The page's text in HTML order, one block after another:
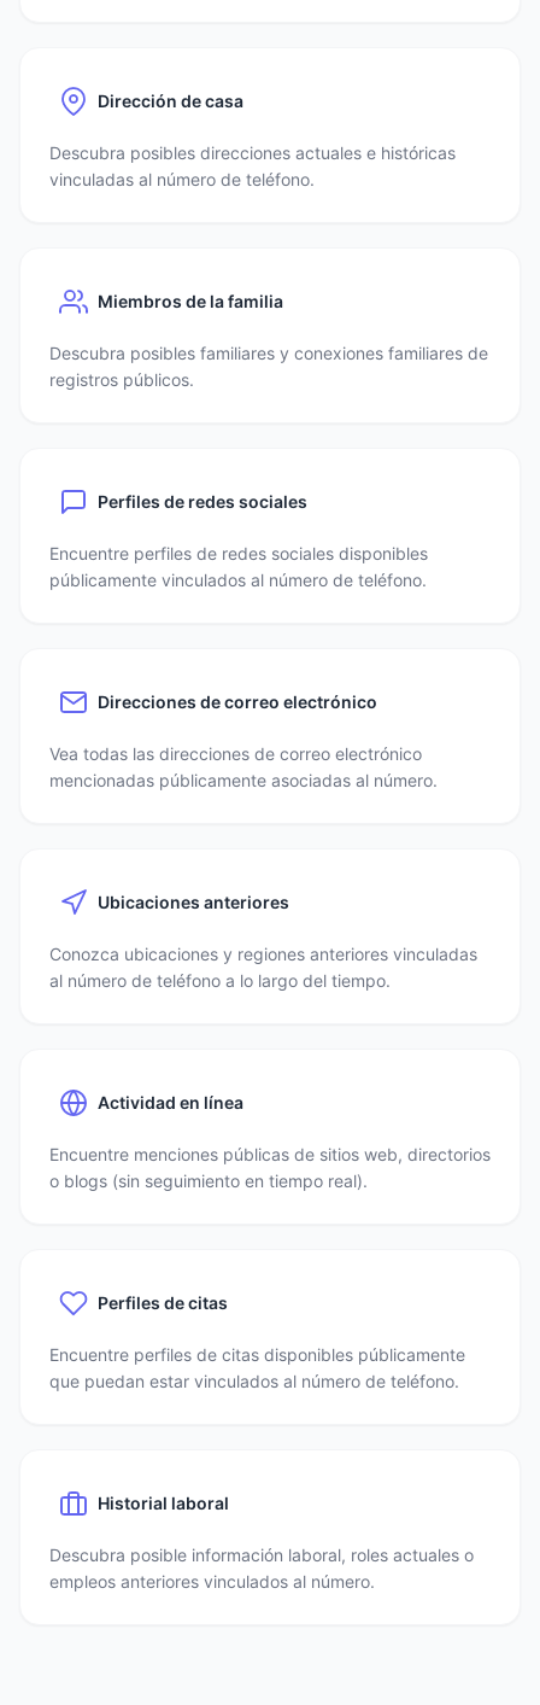
Dirección de casa
Descubra posibles direcciones actuales e históricas
vinculadas al número de teléfono.
Miembros de la familia
Descubra posibles familiares y conexiones familiares de
registros públicos.
Perfiles de redes sociales
Encuentre perfiles de redes sociales disponibles
públicamente vinculados al número de teléfono.
Direcciones de correo electrónico
Vea todas las direcciones de correo electrónico
mencionadas públicamente asociadas al número.
Ubicaciones anteriores
Conozca ubicaciones y regiones anteriores vinculadas
al número de teléfono a lo largo del tiempo.
Actividad en línea
Encuentre menciones públicas de sitios web, directorios
o blogs (sin seguimiento en tiempo real).
Perfiles de citas
Encuentre perfiles de citas disponibles públicamente
que puedan estar vinculados al número de teléfono.
Historial laboral
Descubra posible información laboral, roles actuales o
empleos anteriores vinculados al número.